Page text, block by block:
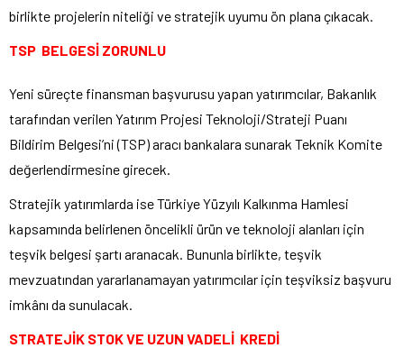
birlikte projelerin niteliği ve stratejik uyumu ön plana çıkacak.
TSP BELGESİ ZORUNLU
Yeni süreçte finansman başvurusu yapan yatırımcılar, Bakanlık
tarafından verilen Yatırım Projesi Teknoloji/Strateji Puanı
Bildirim Belgesi’ni (TSP) aracı bankalara sunarak Teknik Komite
değerlendirmesine girecek.
Stratejik yatırımlarda ise Türkiye Yüzyılı Kalkınma Hamlesi
kapsamında belirlenen öncelikli ürün ve teknoloji alanları için
teşvik belgesi şartı aranacak. Bununla birlikte, teşvik
mevzuatından yararlanamayan yatırımcılar için teşviksiz başvuru
imkânı da sunulacak.
STRATEJİK STOK VE UZUN VADELİ KREDİ